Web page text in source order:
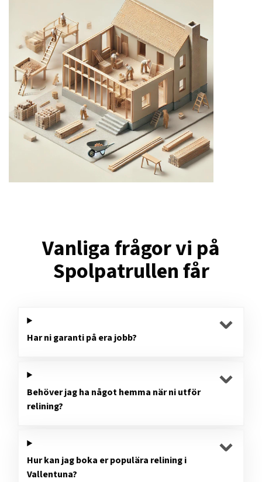
Vanliga frågor vi på
Spolpatrullen får
Har ni garanti på era jobb?
Behöver jag ha något hemma när ni utför
relining?
Hur kan jag boka er populära relining i
Vallentuna?